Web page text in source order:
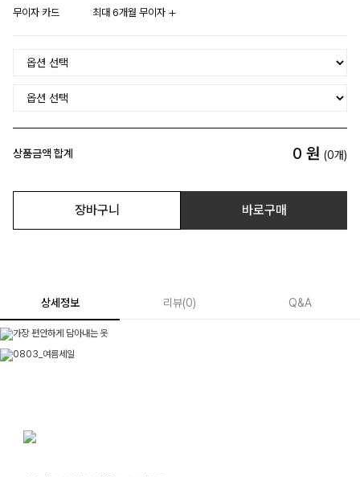
무이자 카드 최대 6개월 무이자
상품금액 합계 0 원 (0개)
장바구니 바로구매
상세정보 리뷰(0) Q&A